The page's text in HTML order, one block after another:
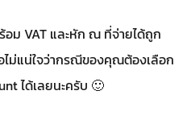
ม VAT และหัก ณ ที่จ่ายได้ถูก
ม่แน่ใจว่ากรณีของคุณต้องเลือก
ได้เลยนะครับ 🙂